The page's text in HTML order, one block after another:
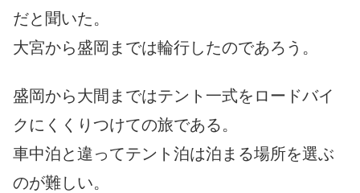
だと聞いた。
大宮から盛岡までは輪行したのであろう。
盛岡から大間まではテント一式をロードバイ
クにくくりつけての旅である。
車中泊と違ってテント泊は泊まる場所を選ぶ
のが難しい。